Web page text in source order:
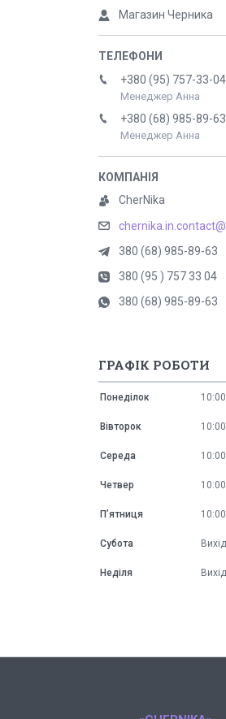
Магазин Черника
+380 (95) 757-33-04
Менеджер Анна
+380 (68) 985-89-63
Менеджер Анна
CherNika
380 (68) 985-89-63
380 (95 ) 757 33 04
380 (68) 985-89-63
ГРАФІК РОБОТИ
Понеділок 10:00
Вівторок 10:00
Середа 10:00
Четвер 10:00
Пʼятниця 10:00
Субота
Неділя